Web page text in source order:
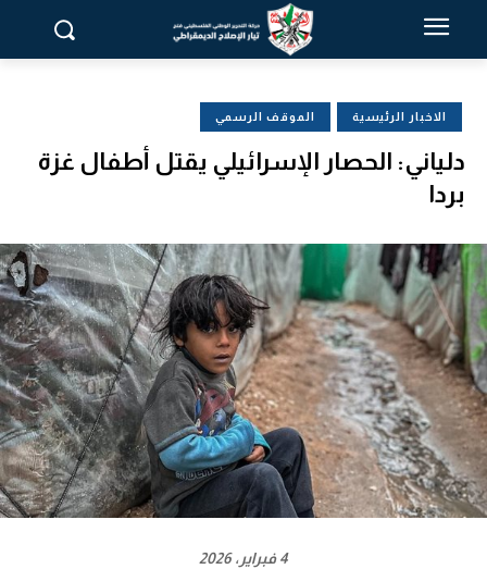
الاخبار الرئيسية الموقف الرسمي
دلياني: الحصار الإسرائيلي يقتل أطفال غزة
بردا
4 فبراير، 2026